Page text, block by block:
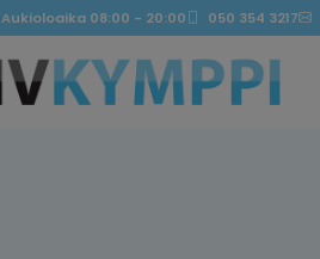
Aukioloaika 08:00 - 20:00 050 354 3217